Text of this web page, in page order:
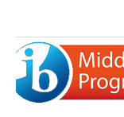
menu
d'admissions